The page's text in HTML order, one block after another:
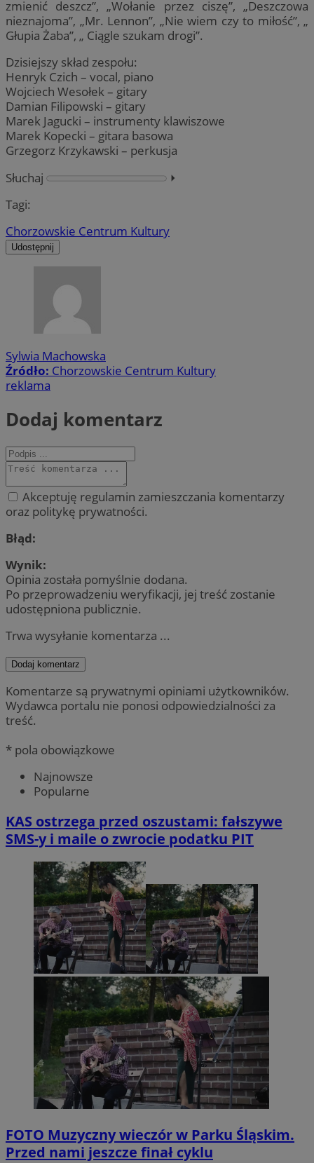
zmienić deszcz”, „Wołanie przez ciszę”, „Deszczowa
nieznajoma”, „Mr. Lennon”, „Nie wiem czy to miłość”, „
Głupia Żaba”, „ Ciągle szukam drogi”.
Dzisiejszy skład zespołu:
Henryk Czich – vocal, piano
Wojciech Wesołek – gitary
Damian Filipowski – gitary
Marek Jagucki – instrumenty klawiszowe
Marek Kopecki – gitara basowa
Grzegorz Krzykawski – perkusja
Słuchaj
⏵︎
Tagi:
Chorzowskie Centrum Kultury
Udostępnij
Sylwia Machowska
Źródło: Chorzowskie Centrum Kultury
reklama
Dodaj komentarz
Akceptuję regulamin zamieszczania komentarzy
oraz politykę prywatności.
Błąd:
Wynik:
Opinia została pomyślnie dodana.
Po przeprowadzeniu weryfikacji, jej treść zostanie
udostępniona publicznie.
Trwa wysyłanie komentarza ...
Dodaj komentarz
Komentarze są prywatnymi opiniami użytkowników.
Wydawca portalu nie ponosi odpowiedzialności za
treść.
* pola obowiązkowe
Najnowsze
Popularne
KAS ostrzega przed oszustami: fałszywe
SMS-y i maile o zwrocie podatku PIT
FOTO Muzyczny wieczór w Parku Śląskim.
Przed nami jeszcze finał cyklu